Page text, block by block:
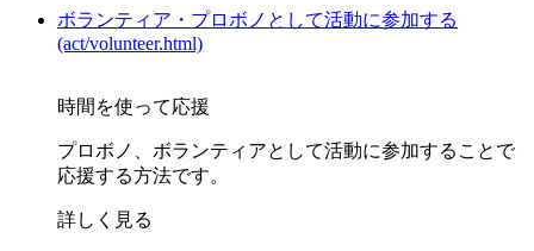
ボランティア・プロボノとして活動に参加する
(act/volunteer.html)
時間を使って応援
プロボノ、ボランティアとして活動に参加することで
応援する方法です。
詳しく見る